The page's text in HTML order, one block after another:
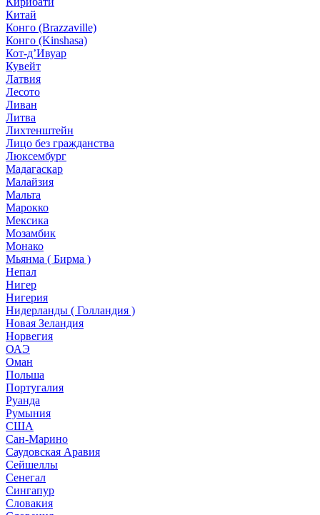
Китай
Конго (Brazzaville)
Конго (Kinshasa)
Кот-д’Ивуар
Кувейт
Латвия
Лесото
Ливан
Литва
Лихтенштейн
Лицо без гражданства
Люксембург
Мадагаскар
Малайзия
Мальта
Марокко
Мексика
Мозамбик
Монако
Мьянма ( Бирма )
Непал
Нигер
Нигерия
Нидерланды ( Голландия )
Новая Зеландия
Норвегия
ОАЭ
Оман
Польша
Португалия
Руанда
Румыния
США
Сан-Марино
Саудовская Аравия
Сейшеллы
Сенегал
Сингапур
Словакия